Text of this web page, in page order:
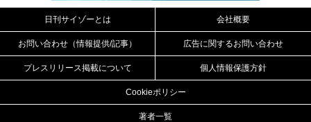
日刊サイゾーとは 会社概要
お問い合わせ（情報提供/記事） 広告に関するお問い合わせ
プレスリリース掲載について 個人情報保護方針
Cookieポリシー
著者一覧